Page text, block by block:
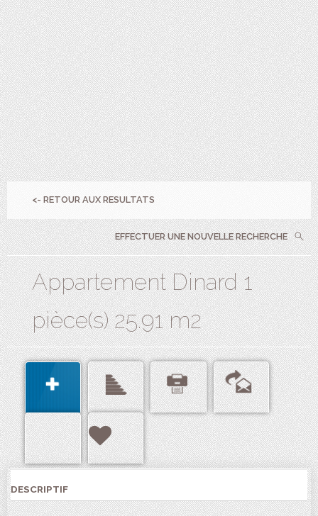
<- RETOUR AUX RESULTATS
EFFECTUER UNE NOUVELLE RECHERCHE
Appartement Dinard 1
pièce(s) 25.91 m2
DESCRIPTIF